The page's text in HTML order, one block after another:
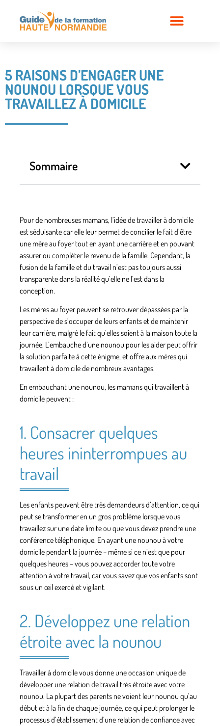
5 RAISONS D’ENGAGER UNE
NOUNOU LORSQUE VOUS
TRAVAILLEZ À DOMICILE
Sommaire
Pour de nombreuses mamans, l’idée de travailler à domicile
est séduisante car elle leur permet de concilier le fait d’être
une mère au foyer tout en ayant une carrière et en pouvant
assurer ou compléter le revenu de la famille. Cependant, la
fusion de la famille et du travail n’est pas toujours aussi
transparente dans la réalité qu’elle ne l’est dans la
conception.
Les mères au foyer peuvent se retrouver dépassées par la
perspective de s’occuper de leurs enfants et de maintenir
leur carrière, malgré le fait qu’elles soient à la maison toute la
journée. L’embauche d’une nounou pour les aider peut offrir
la solution parfaite à cette énigme, et offre aux mères qui
travaillent à domicile de nombreux avantages.
En embauchant une nounou, les mamans qui travaillent à
domicile peuvent :
1. Consacrer quelques
heures ininterrompues au
travail
Les enfants peuvent être très demandeurs d’attention, ce qui
peut se transformer en un gros problème lorsque vous
travaillez sur une date limite ou que vous devez prendre une
conférence téléphonique. En ayant une nounou à votre
domicile pendant la journée – même si ce n’est que pour
quelques heures – vous pouvez accorder toute votre
attention à votre travail, car vous savez que vos enfants sont
sous un œil exercé et vigilant.
2. Développez une relation
étroite avec la nounou
Travailler à domicile vous donne une occasion unique de
développer une relation de travail très étroite avec votre
nounou. La plupart des parents ne voient leur nounou qu’au
début et à la fin de chaque journée, ce qui peut prolonger le
processus d’établissement d’une relation de confiance avec